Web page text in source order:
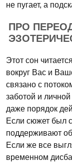
не пугает, а
ПРО
Этот сон
вокруг Вас и
связано с
заботой и
даже порядок
Если сюжет был
поддерживают
Если же все
временном